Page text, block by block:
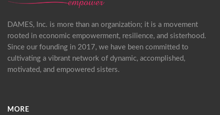
DAMES, Inc. is more than an organization; it is a movement
rooted in economic empowerment, resilience, and sisterhood.
Since our founding in 2017, we have been committed to
cultivating a vibrant network of dynamic, accomplished,
motivated, and empowered sisters.
MORE